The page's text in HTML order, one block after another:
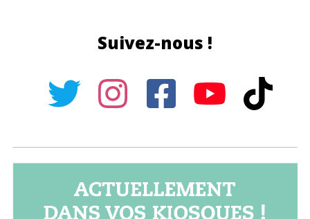
Suivez-nous !